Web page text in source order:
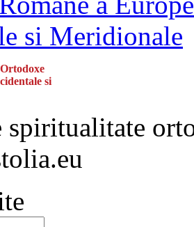
si
spiritualitate